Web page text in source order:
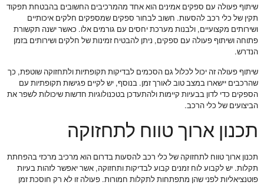
שיתוף פעולה עם ספקים אמינים הוא אחד מהמרכיבים החשובים בהבטחת תפקוד
תקין של כלי רכב להסעות. חשוב לבחור ספקים שמספקים חלקים איכותיים
ושירותים מקצועיים, ולבנות מערכת יחסים עם גורמים אלו. כאשר ישנה תקשורת
פתוחה ושיתוף פעולה עם ספקים, ניתן להבטיח זמינות של חלקים ושירותים בזמן
הנדרש.
שיתוף פעולה זה יכול לכלול גם הסכמים לבדיקות תקופתיות ולתחזוקה שוטפת, כך
שהרכבים יישארו במצב טוב לאורך זמן. בנוסף, יש לקיים פגישות תקופתיות עם
הספקים כדי לדון בבעיות קיימות ולהתעדכן בטכנולוגיות חדשות שיכולות לשפר את
הביצועים של כלי הרכב.
תכנון ארוך טווח לתחזוקה
תכנון ארוך טווח לתחזוקה של כלי רכב להסעות בדרום הוא מרכיב מרכזי בהפחתת
תקלות. יש לקבוע לוח זמנים קבוע לבדיקות ותחזוקה, אשר יאפשר לזהות בעיות
פוטנציאליות לפני שהן מתפתחות לתקלות חמורות. פעולה זו לא רק חוסכת זמן